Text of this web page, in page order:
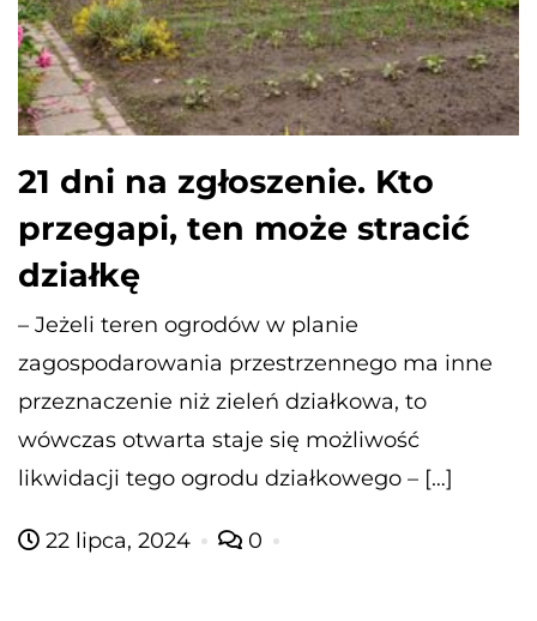
21 dni na zgłoszenie. Kto
przegapi, ten może stracić
działkę
– Jeżeli teren ogrodów w planie
zagospodarowania przestrzennego ma inne
przeznaczenie niż zieleń działkowa, to
wówczas otwarta staje się możliwość
likwidacji tego ogrodu działkowego – […]
22 lipca, 2024 0